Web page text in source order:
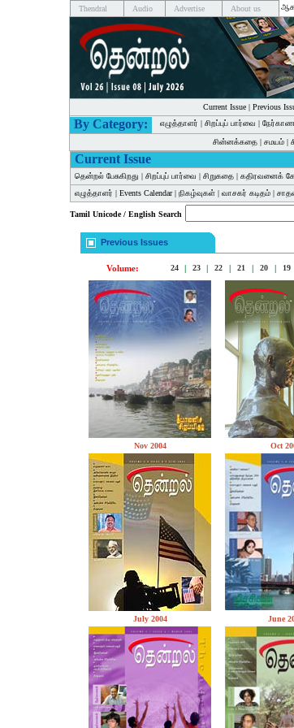
Thendral Audio Advertise About us
Current Issue| Previous
By Category: எழுத்தாளர் | சிறப்புப் பார்வை |
சின்னக்கதை | சமயம் |
Current Issue
தென்றல் பேசுகிறது | சிறப்புப் பார்வை | சிறுகதை | கதிரவனைக்
எழுத்தாளர் | Events Calendar| நிகழ்வுகள் | வாசகர் கடிதம் |
Tamil Unicode / English Search
Previous Issues
Volume: 24 | 23 | 22 | 21 | 20 | 19
Nov 2004 Oct
July 2004 June